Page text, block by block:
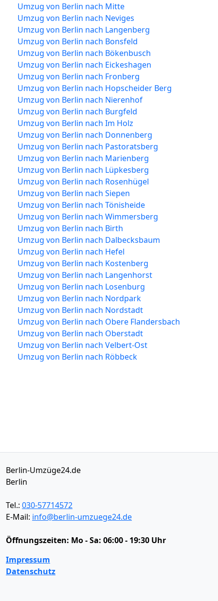
Umzug von Berlin nach Mitte
Umzug von Berlin nach Neviges
Umzug von Berlin nach Langenberg
Umzug von Berlin nach Bonsfeld
Umzug von Berlin nach Bökenbusch
Umzug von Berlin nach Eickeshagen
Umzug von Berlin nach Fronberg
Umzug von Berlin nach Hopscheider Berg
Umzug von Berlin nach Nierenhof
Umzug von Berlin nach Burgfeld
Umzug von Berlin nach Im Holz
Umzug von Berlin nach Donnenberg
Umzug von Berlin nach Pastoratsberg
Umzug von Berlin nach Marienberg
Umzug von Berlin nach Lüpkesberg
Umzug von Berlin nach Rosenhügel
Umzug von Berlin nach Siepen
Umzug von Berlin nach Tönisheide
Umzug von Berlin nach Wimmersberg
Umzug von Berlin nach Birth
Umzug von Berlin nach Dalbecksbaum
Umzug von Berlin nach Hefel
Umzug von Berlin nach Kostenberg
Umzug von Berlin nach Langenhorst
Umzug von Berlin nach Losenburg
Umzug von Berlin nach Nordpark
Umzug von Berlin nach Nordstadt
Umzug von Berlin nach Obere Flandersbach
Umzug von Berlin nach Oberstadt
Umzug von Berlin nach Velbert-Ost
Umzug von Berlin nach Röbbeck
Berlin-Umzüge24.de
Berlin
Tel.: 030-57714572
E-Mail: info@berlin-umzuege24.de
Öffnungszeiten: Mo - Sa: 06:00 - 19:30 Uhr
Impressum
Datenschutz